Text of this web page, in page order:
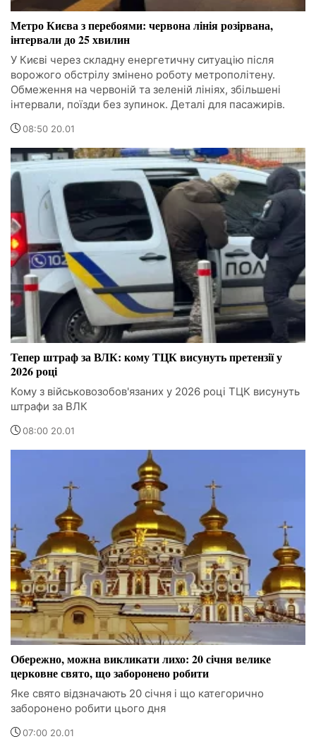
Метро Києва з перебоями: червона лінія розірвана,
інтервали до 25 хвилин
У Києві через складну енергетичну ситуацію після
ворожого обстрілу змінено роботу метрополітену.
Обмеження на червоній та зеленій лініях, збільшені
інтервали, поїзди без зупинок. Деталі для пасажирів.
08:50 20.01
Тепер штраф за ВЛК: кому ТЦК висунуть претензії у
2026 році
Кому з військовозобов'язаних у 2026 році ТЦК висунуть
штрафи за ВЛК
08:00 20.01
Обережно, можна викликати лихо: 20 січня велике
церковне свято, що заборонено робити
Яке свято відзначають 20 січня і що категорично
заборонено робити цього дня
07:00 20.01